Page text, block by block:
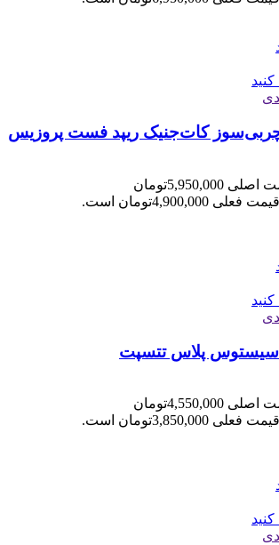
کات‌جنیک ریپد فست پروزیس
قیمت اصلی 5,950,000تومان
قیمت فعلی 4,900,000تومان است.
سیستوس پلاس تتسپت
قیمت اصلی 4,550,000تومان
قیمت فعلی 3,850,000تومان است.